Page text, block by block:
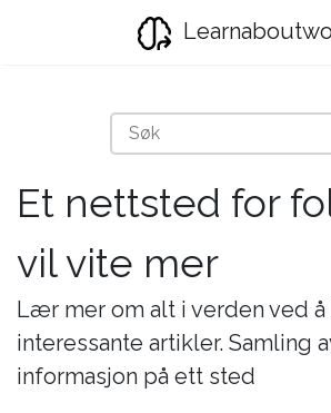
Et nettsted for
vil vite mer
Lær mer om alt i verden ved å
interessante artikler. Samling
informasjon på ett sted